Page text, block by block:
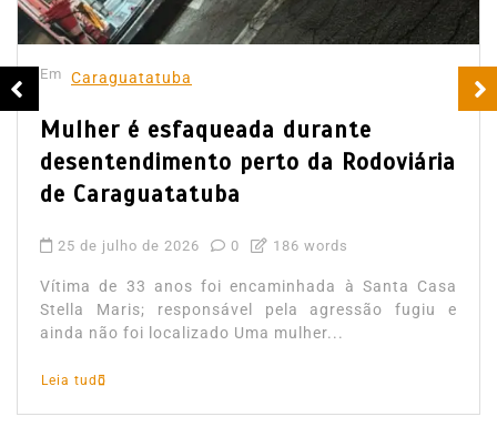
Em Caraguatatuba
Mulher é esfaqueada durante
desentendimento perto da Rodoviária
de Caraguatatuba
25 de julho de 2026 0 186 words
Vítima de 33 anos foi encaminhada à Santa Casa
Stella Maris; responsável pela agressão fugiu e
ainda não foi localizado Uma mulher...
Leia tudo